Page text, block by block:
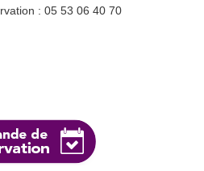
: 05 53 06 40 70